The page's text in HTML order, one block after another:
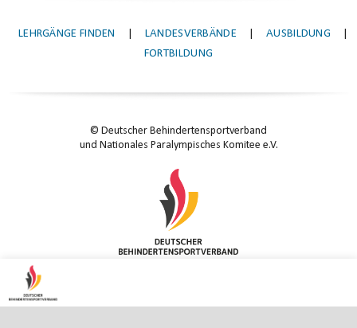
LEHRGÄNGE FINDEN LANDESVERBÄNDE AUSBILDUNG
FORTBILDUNG
© Deutscher Behindertensportverband
und Nationales Paralympisches Komitee e.V.